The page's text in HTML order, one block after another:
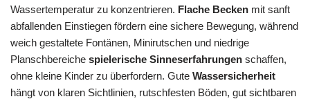
Wassertemperatur zu konzentrieren. Flache Becken mit sanft
abfallenden Einstiegen fördern eine sichere Bewegung, während
weich gestaltete Fontänen, Minirutschen und niedrige
Planschbereiche spielerische Sinneserfahrungen schaffen,
ohne kleine Kinder zu überfordern. Gute Wassersicherheit
hängt von klaren Sichtlinien, rutschfesten Böden, gut sichtbaren